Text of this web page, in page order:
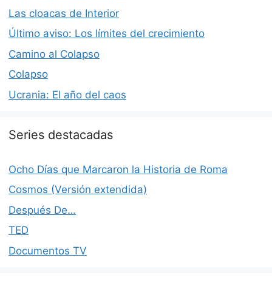
Las cloacas de Interior
Último aviso: Los límites del crecimiento
Camino al Colapso
Colapso
Ucrania: El año del caos
Series destacadas
Ocho Días que Marcaron la Historia de Roma
Cosmos (Versión extendida)
Después De…
TED
Documentos TV